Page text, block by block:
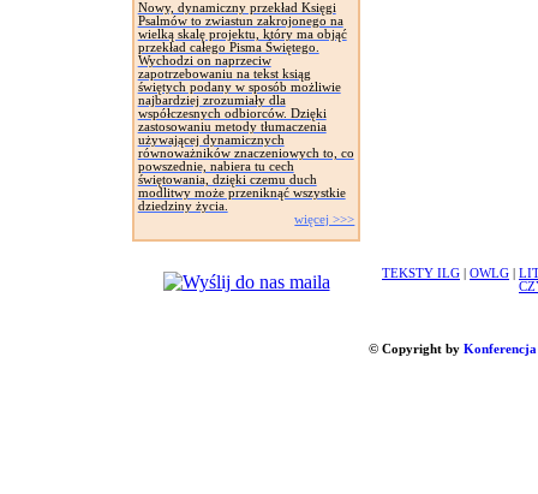
Nowy, dynamiczny przekład Księgi
Psalmów to zwiastun zakrojonego na
wielką skalę projektu, który ma objąć
przekład całego Pisma Świętego.
Wychodzi on naprzeciw
zapotrzebowaniu na tekst ksiąg
świętych podany w sposób możliwie
najbardziej zrozumiały dla
współczesnych odbiorców. Dzięki
zastosowaniu metody tłumaczenia
używającej dynamicznych
równoważników znaczeniowych to, co
powszednie, nabiera tu cech
świętowania, dzięki czemu duch
modlitwy może przeniknąć wszystkie
dziedziny życia.
więcej >>>
TEKSTY ILG OWLG
© Copyright by Konferencja